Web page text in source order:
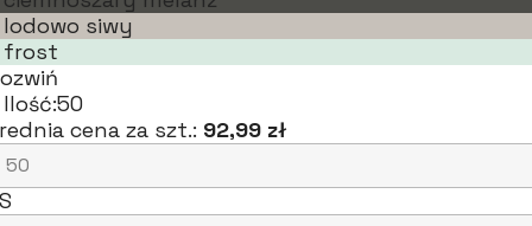
lodowo siwy
frost
Ilość:50
cena za szt.: 92,99 zł